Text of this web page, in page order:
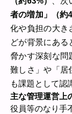
者の増加」（約
化や負担の大き
どが背景にある
脅かす深刻な問
難しさ」や「居
も課題として認
主な管理運営上
役員等のなり手